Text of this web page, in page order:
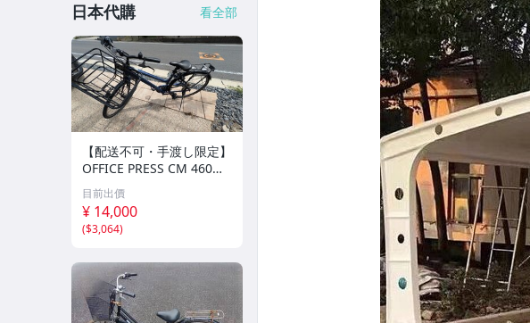
日本代購 看全部
【配送不可・手渡し限定】
OFFICE PRESS CM 460m
m 自転車
目前出價
¥ 14,000
($3,064)